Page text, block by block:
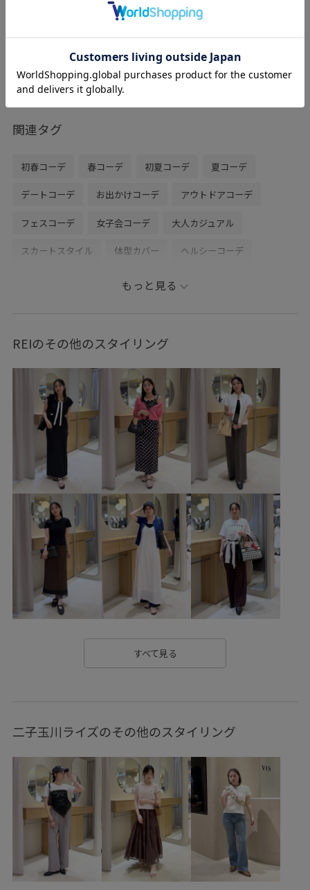
ラス
ダークブラウン / F
¥2,497
レビュー
フィット感のあるサイズ感でどんな服にも
関連タグ
初春コーデ 春コーデ 初夏コーデ 夏コーデ
デートコーデ お出かけコーデ アウトドアコーデ
フェスコーデ 女子会コーデ 大人カジュアル
スカートスタイル 体型カバー ヘルシーコーデ
シンプルコーデ
カーディガン スカート バッグ
BVA36030 BVC16040 BVK16140 BVX36110
BVZ16170 0318PRESS対象商品 26officecasual
VIS_2026SS_POLO VIS_2026SS_POLO2
vis_26ssbag VIS_ceremony_2026 vis_okazakisae_may
VIS_smallsize VIS_TIMESALE Wbag_pickup
Wshoes_pickup きれいに見える きれいめ こなれ感
なめらか インソール オシャレに見える カジュアル
カジュアルすぎない カットソー
クッション コーディネートのアクセント
デイリー使い トレンド ニット バブーシュ
バランスが良い パンツ パール フェミニン
フォーマル フレアシルエット ブラウス ベスト
ポインテッドトゥ モノトーン ラメ
ロングシーズン ロングスカート
ワイドパンツ ワンピース 上品
もっと見る
REIのその他のスタイリング
すべて見る
二子玉川ライズのその他のスタイリング